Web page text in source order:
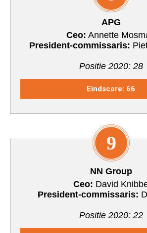
APG
Ceo: Annette
President-commissaris:
Positie 2020: 28
Eindscore: 66
9
NN Group
Ceo: David
President-commissaris:
Positie 2020: 22